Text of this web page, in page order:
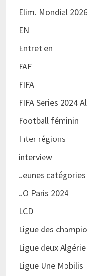
Elim. Mondial 2026
EN
Entretien
FAF
FIFA
FIFA Series 2024
Football féminin
Inter régions
interview
Jeunes catégories
JO Paris 2024
LCD
Ligue des
Ligue deux Algérie
Ligue Une Mobilis